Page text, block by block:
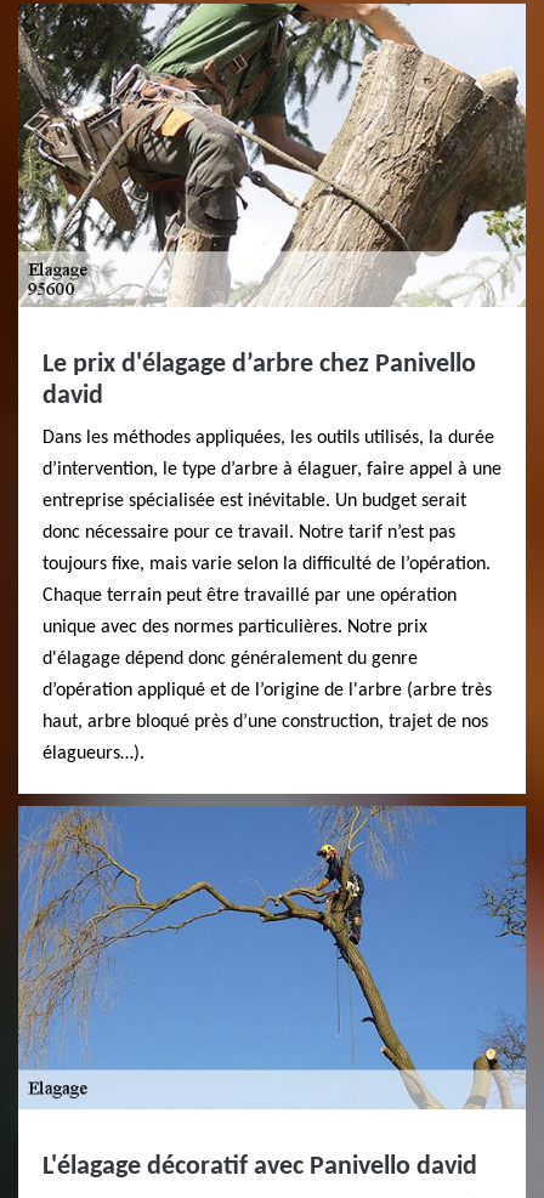
Le prix d'élagage d’arbre chez Panivello
david
Dans les méthodes appliquées, les outils utilisés, la durée
d’intervention, le type d’arbre à élaguer, faire appel à une
entreprise spécialisée est inévitable. Un budget serait
donc nécessaire pour ce travail. Notre tarif n’est pas
toujours fixe, mais varie selon la difficulté de l’opération.
Chaque terrain peut être travaillé par une opération
unique avec des normes particulières. Notre prix
d'élagage dépend donc généralement du genre
d’opération appliqué et de l’origine de l'arbre (arbre très
haut, arbre bloqué près d’une construction, trajet de nos
élagueurs…).
L'élagage décoratif avec Panivello david